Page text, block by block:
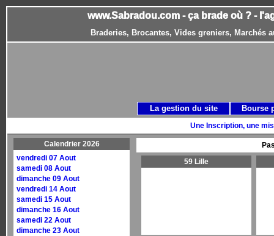
www.Sabradou.com - ça brade où ? -
Braderies, Brocantes, Vides greniers, Marchés
Une Inscription, une
Calendrier 2026
vendredi 07 Aout
samedi 08 Aout
dimanche 09 Aout
vendredi 14 Aout
samedi 15 Aout
dimanche 16 Aout
samedi 22 Aout
dimanche 23 Aout
59 Lille
La gestion du site Bourse